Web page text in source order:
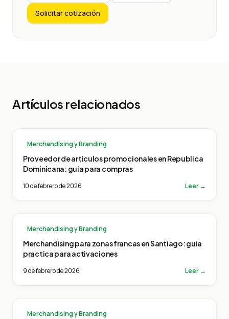
Solicitar cotización
Artículos relacionados
Merchandising y Branding
Proveedor de articulos promocionales en Republica
Dominicana: guia para compras
10 de febrero de 2026 Leer →
Merchandising y Branding
Merchandising para zonas francas en Santiago: guia
practica para activaciones
9 de febrero de 2026 Leer →
Merchandising y Branding